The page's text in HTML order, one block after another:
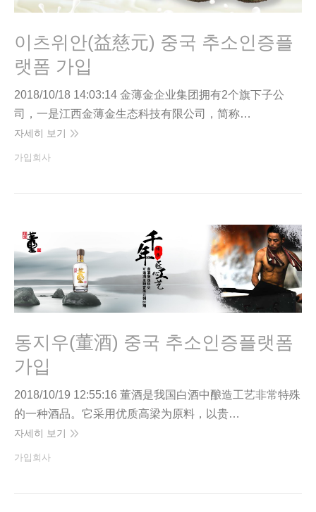
이츠위안(益慈元) 중국 추소인증플
랫폼 가입
2018/10/18 14:03:14 金薄金企业集团拥有2个旗下子公
司，一是江西金薄金生态科技有限公司，简称…
자세히 보기
가입회사
동지우(董酒) 중국 추소인증플랫폼
가입
2018/10/19 12:55:16 董酒是我国白酒中酿造工艺非常特殊
的一种酒品。它采用优质高梁为原料，以贵…
자세히 보기
가입회사